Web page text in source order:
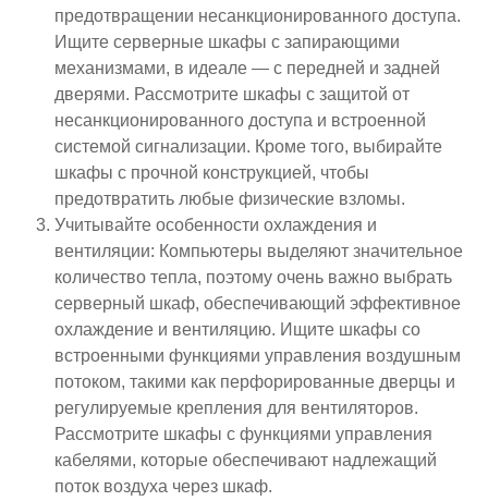
предотвращении несанкционированного доступа.
Ищите серверные шкафы с запирающими
механизмами, в идеале — с передней и задней
дверями. Рассмотрите шкафы с защитой от
несанкционированного доступа и встроенной
системой сигнализации. Кроме того, выбирайте
шкафы с прочной конструкцией, чтобы
предотвратить любые физические взломы.
Учитывайте особенности охлаждения и
вентиляции: Компьютеры выделяют значительное
количество тепла, поэтому очень важно выбрать
серверный шкаф, обеспечивающий эффективное
охлаждение и вентиляцию. Ищите шкафы со
встроенными функциями управления воздушным
потоком, такими как перфорированные дверцы и
регулируемые крепления для вентиляторов.
Рассмотрите шкафы с функциями управления
кабелями, которые обеспечивают надлежащий
поток воздуха через шкаф.